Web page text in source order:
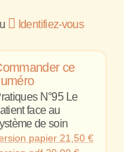
Identifiez-vous
ce
N°95 Le
face au
de soin
papier21,50€